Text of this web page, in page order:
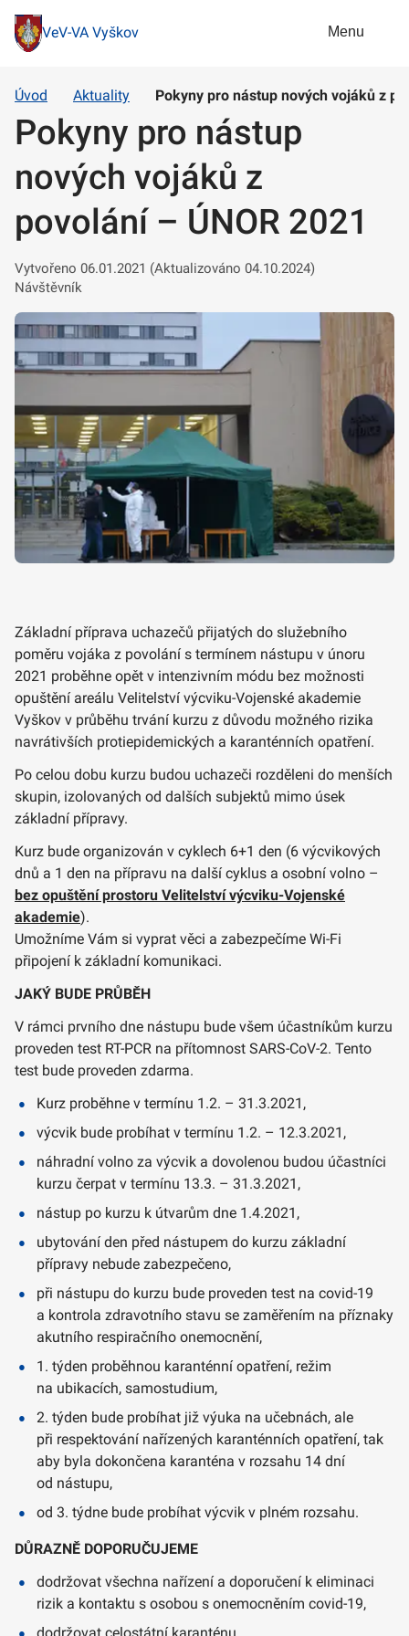
VeV-VA Vyškov Menu
Úvod Aktuality Pokyny pro nástup nových vojáků z
Pokyny pro nástup
nových vojáků z
povolání – ÚNOR 2021
Vytvořeno 06.01.2021 (Aktualizováno 04.10.2024)
Návštěvník
Základní příprava uchazečů přijatých do služebního
poměru vojáka z povolání s termínem nástupu v únoru
2021 proběhne opět v intenzivním módu bez možnosti
opuštění areálu Velitelství výcviku-Vojenské akademie
Vyškov v průběhu trvání kurzu z důvodu možného rizika
navrátivších protiepidemických a karanténních opatření.
Po celou dobu kurzu budou uchazeči rozděleni do menších
skupin, izolovaných od dalších subjektů mimo úsek
základní přípravy.
Kurz bude organizován v cyklech 6+1 den (6 výcvikových
dnů a 1 den na přípravu na další cyklus a osobní volno –
bez opuštění prostoru Velitelství výcviku-Vojenské
akademie).
Umožníme Vám si vyprat věci a zabezpečíme Wi-Fi
připojení k základní komunikaci.
JAKÝ BUDE PRŮBĚH
V rámci prvního dne nástupu bude všem účastníkům kurzu
proveden test RT-PCR na přítomnost SARS-CoV-2. Tento
test bude proveden zdarma.
Kurz proběhne v termínu 1.2. – 31.3.2021,
výcvik bude probíhat v termínu 1.2. – 12.3.2021,
náhradní volno za výcvik a dovolenou budou účastníci
kurzu čerpat v termínu 13.3. – 31.3.2021,
nástup po kurzu k útvarům dne 1.4.2021,
ubytování den před nástupem do kurzu základní
přípravy nebude zabezpečeno,
při nástupu do kurzu bude proveden test na covid-19
a kontrola zdravotního stavu se zaměřením na příznaky
akutního respiračního onemocnění,
1. týden proběhnou karanténní opatření, režim
na ubikacích, samostudium,
2. týden bude probíhat již výuka na učebnách, ale
při respektování nařízených karanténních opatření, tak
aby byla dokončena karanténa v rozsahu 14 dní
od nástupu,
od 3. týdne bude probíhat výcvik v plném rozsahu.
DŮRAZNĚ DOPORUČUJEME
dodržovat všechna nařízení a doporučení k eliminaci
rizik a kontaktu s osobou s onemocněním covid-19,